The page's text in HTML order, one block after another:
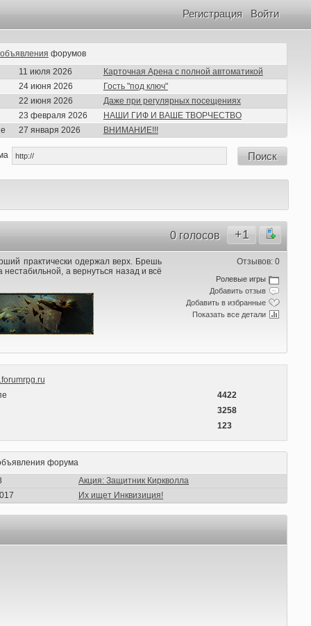
Войти
Регистрация
объявления форумов
11 июля 2026
Карточная Арена с полной автоматикой
24 июня 2026
Гость "под ключ"
22 июня 2026
Даже при регулярных посещениях
23 февраля 2026
НАШИ ГИФ И ВАШЕ ТВОРЧЕСТВО
27 января 2026 ВНИМАНИЕ!!!
Поиск
+1
0 голосов
Отзывов: 0
Ролевые игры
Добавить отзыв
Добавить в избранные
Показать все детали
практически одержал верх. Брешь
а вернуться назад и всё
4422
3258
123
форума
Акция: Защитник Киркволла
Их ищет Инквизиция!